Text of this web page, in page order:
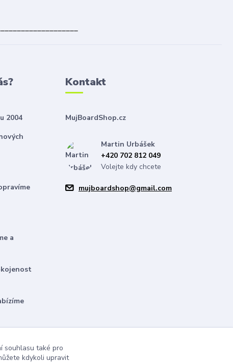
2004
a
Kontakt
MujBoardShop.cz
Martin Urbášek
+420 702 812 049
Volejte kdy chcete
mujboardshop@gmail.com
souhlasu také pro
kdykoli upravit